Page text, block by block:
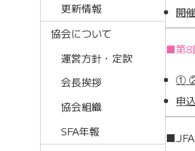
開
■第8
① ②
申
■JFA
更新情報
協会について
運営方針・定款
会長挨拶
協会組織
SFA年報